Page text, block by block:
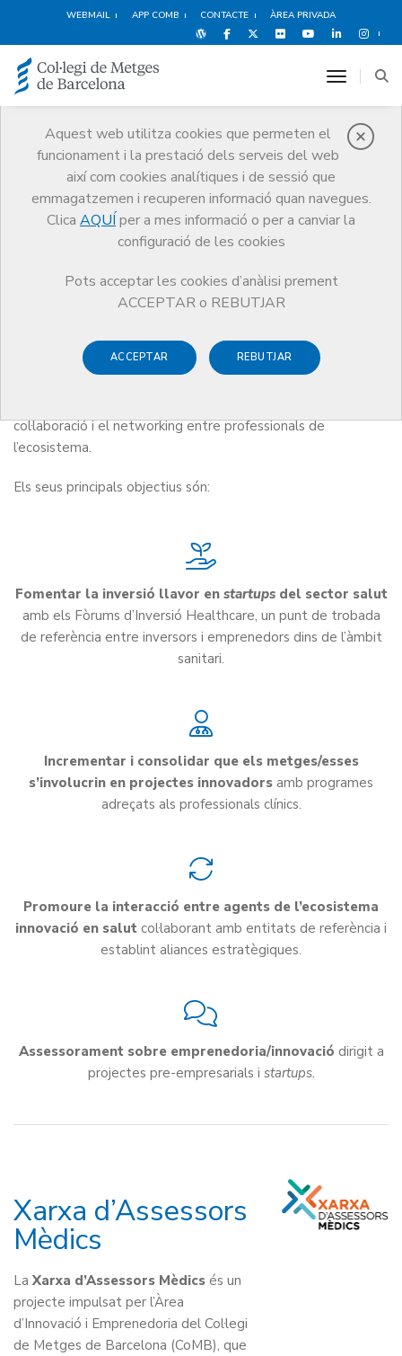
WEBMAIL APP COMB CONTACTE ÀREA PRIVADA
Aquest web utilitza cookies que permeten el
funcionament i la prestació dels serveis del web
així com cookies analítiques i de sessió que
emmagatzemen i recuperen informació quan navegues.
Clica AQUÍ per a mes informació o per a canviar la
configuració de les cookies
Pots acceptar les cookies d’anàlisi prement
ACCEPTAR o REBUTJAR
ACCEPTAR REBUTJAR
toggle
Innovació i
emprenedoria
Serveis Exercici Innovació i emprenedoria
L’Àrea d’innovació i emprenedoria del CoMB
és una
col·laboració i el networking entre professionals de
l’ecosistema.
Els seus principals objectius són:
Fomentar la inversió llavor en startups del sector salut
amb els Fòrums d’Inversió Healthcare, un punt de trobada
de referència entre inversors i emprenedors dins de l’àmbit
sanitari.
Incrementar i consolidar que els metges/esses
s’involucrin en projectes innovadors amb programes
adreçats als professionals clínics.
Promoure la interacció entre agents de l’ecosistema
innovació en salut col·laborant amb entitats de referència i
establint aliances estratègiques.
Assessorament sobre emprenedoria/innovació dirigit a
projectes pre-empresarials i startups.
Xarxa d’Assessors
Mèdics
La Xarxa d’Assessors Mèdics és un
projecte impulsat per l’Àrea
d’Innovació i Emprenedoria del Col·legi
de Metges de Barcelona (CoMB), que